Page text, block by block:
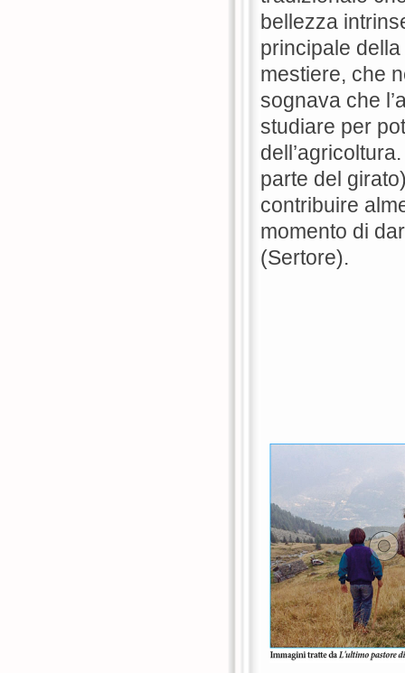
bellezza
principale
mestiere, che
sognava che
studiare per
parte del
contribuire
momento di
(Sertore).